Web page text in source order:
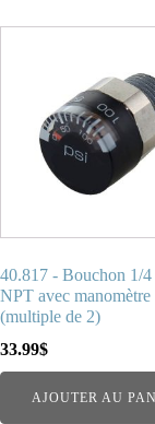
40.817 - Bouchon 1/
NPT avec manomètre
(multiple de 2)
33.99$
AJOUTER AU